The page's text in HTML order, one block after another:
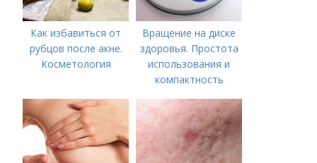
Как избавиться от
рубцов после акне.
Косметология
Вращение на диске
здоровья. Простота
использования и
компактность